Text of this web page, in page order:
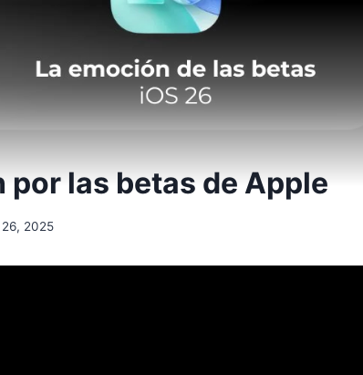
por las betas de Apple
26, 2025